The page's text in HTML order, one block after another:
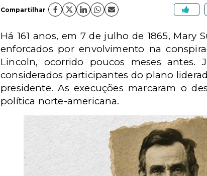
Compartilhar
Há 161 anos, em 7 de julho de 1865,
enforcados por envolvimento na
Lincoln, ocorrido poucos meses
considerados participantes do plano
presidente. As execuções marcaram o
política norte-americana.